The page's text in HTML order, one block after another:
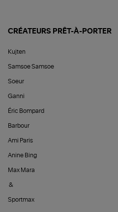
CRÉATEURS PRÊT-À-PORTER
Kujten
Samsoe Samsoe
Soeur
Ganni
Éric Bompard
Barbour
Ami Paris
Anine Bing
Max Mara
&
Sportmax